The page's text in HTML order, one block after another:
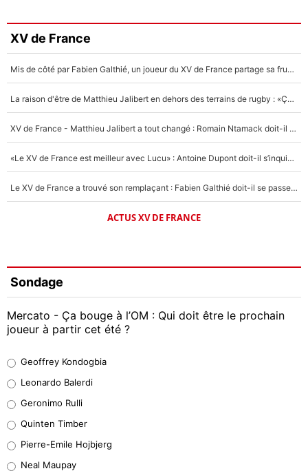
XV de France
Mis de côté par Fabien Galthié, un joueur du XV de France partage sa frustration : «ils ne me l’ont pas dit tout de suite»
La raison d'être de Matthieu Jalibert en dehors des terrains de rugby : «Ça m'atteint autant que si tu touches à un membre de ma famille»
XV de France - Matthieu Jalibert a tout changé : Romain Ntamack doit-il s’inquiéter pour sa place à un an de la Coupe du monde ?
«Le XV de France est meilleur avec Lucu» : Antoine Dupont doit-il s’inquiéter pour sa place ?
Le XV de France a trouvé son remplaçant : Fabien Galthié doit-il se passer d'Antoine Dupont ?
ACTUS XV DE FRANCE
Sondage
Mercato - Ça bouge à l’OM : Qui doit être le prochain
joueur à partir cet été ?
38%
32%
5%
Geoffrey Kondogbia
Leonardo Balerdi
Geronimo Rulli
Quinten Timber
Pierre-Emile Hojbjerg
Neal Maupay